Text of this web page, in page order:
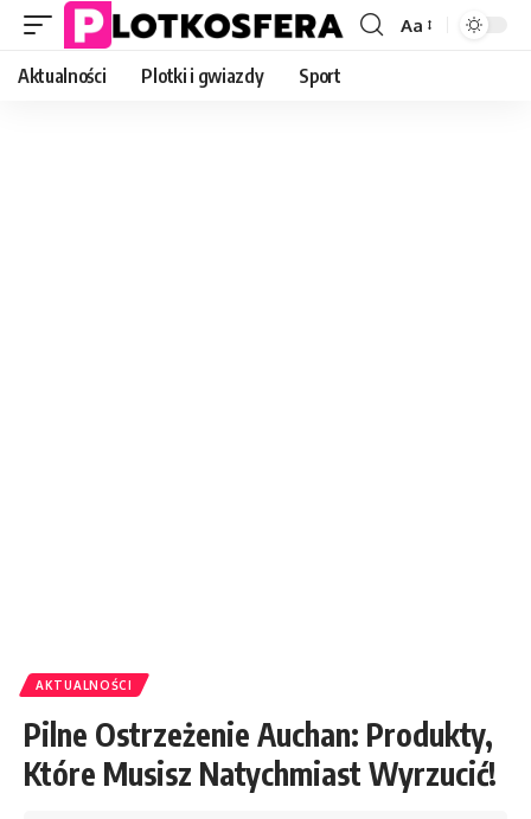
Font
Aa
Aktualności Plotki i gwiazdy Sport
AKTUALNOŚCI
Pilne Ostrzeżenie Auchan: Produkty,
Które Musisz Natychmiast Wyrzucić!